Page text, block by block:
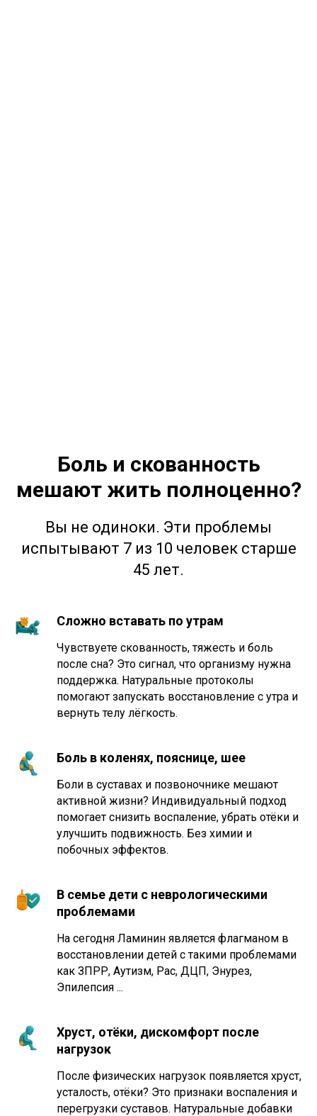
Боль и скованность
мешают жить полноценно?
Вы не одиноки. Эти проблемы
испытывают 7 из 10 человек старше
45 лет.
Сложно вставать по утрам
Чувствуете скованность, тяжесть и боль
после сна? Это сигнал, что организму нужна
поддержка. Натуральные протоколы
помогают запускать восстановление с утра и
вернуть телу лёгкость.
Боль в коленях, пояснице, шее
Боли в суставах и позвоночнике мешают
активной жизни? Индивидуальный подход
помогает снизить воспаление, убрать отёки и
улучшить подвижность. Без химии и
побочных эффектов.
В семье дети с неврологическими
проблемами
На сегодня Ламинин является флагманом в
восстановлении детей с такими проблемами
как ЗПРР, Аутизм, Рас, ДЦП, Энурез,
Эпилепсия ...
Хруст, отёки, дискомфорт после
нагрузок
После физических нагрузок появляется хруст,
усталость, отёки? Это признаки воспаления и
перегрузки суставов. Натуральные добавки